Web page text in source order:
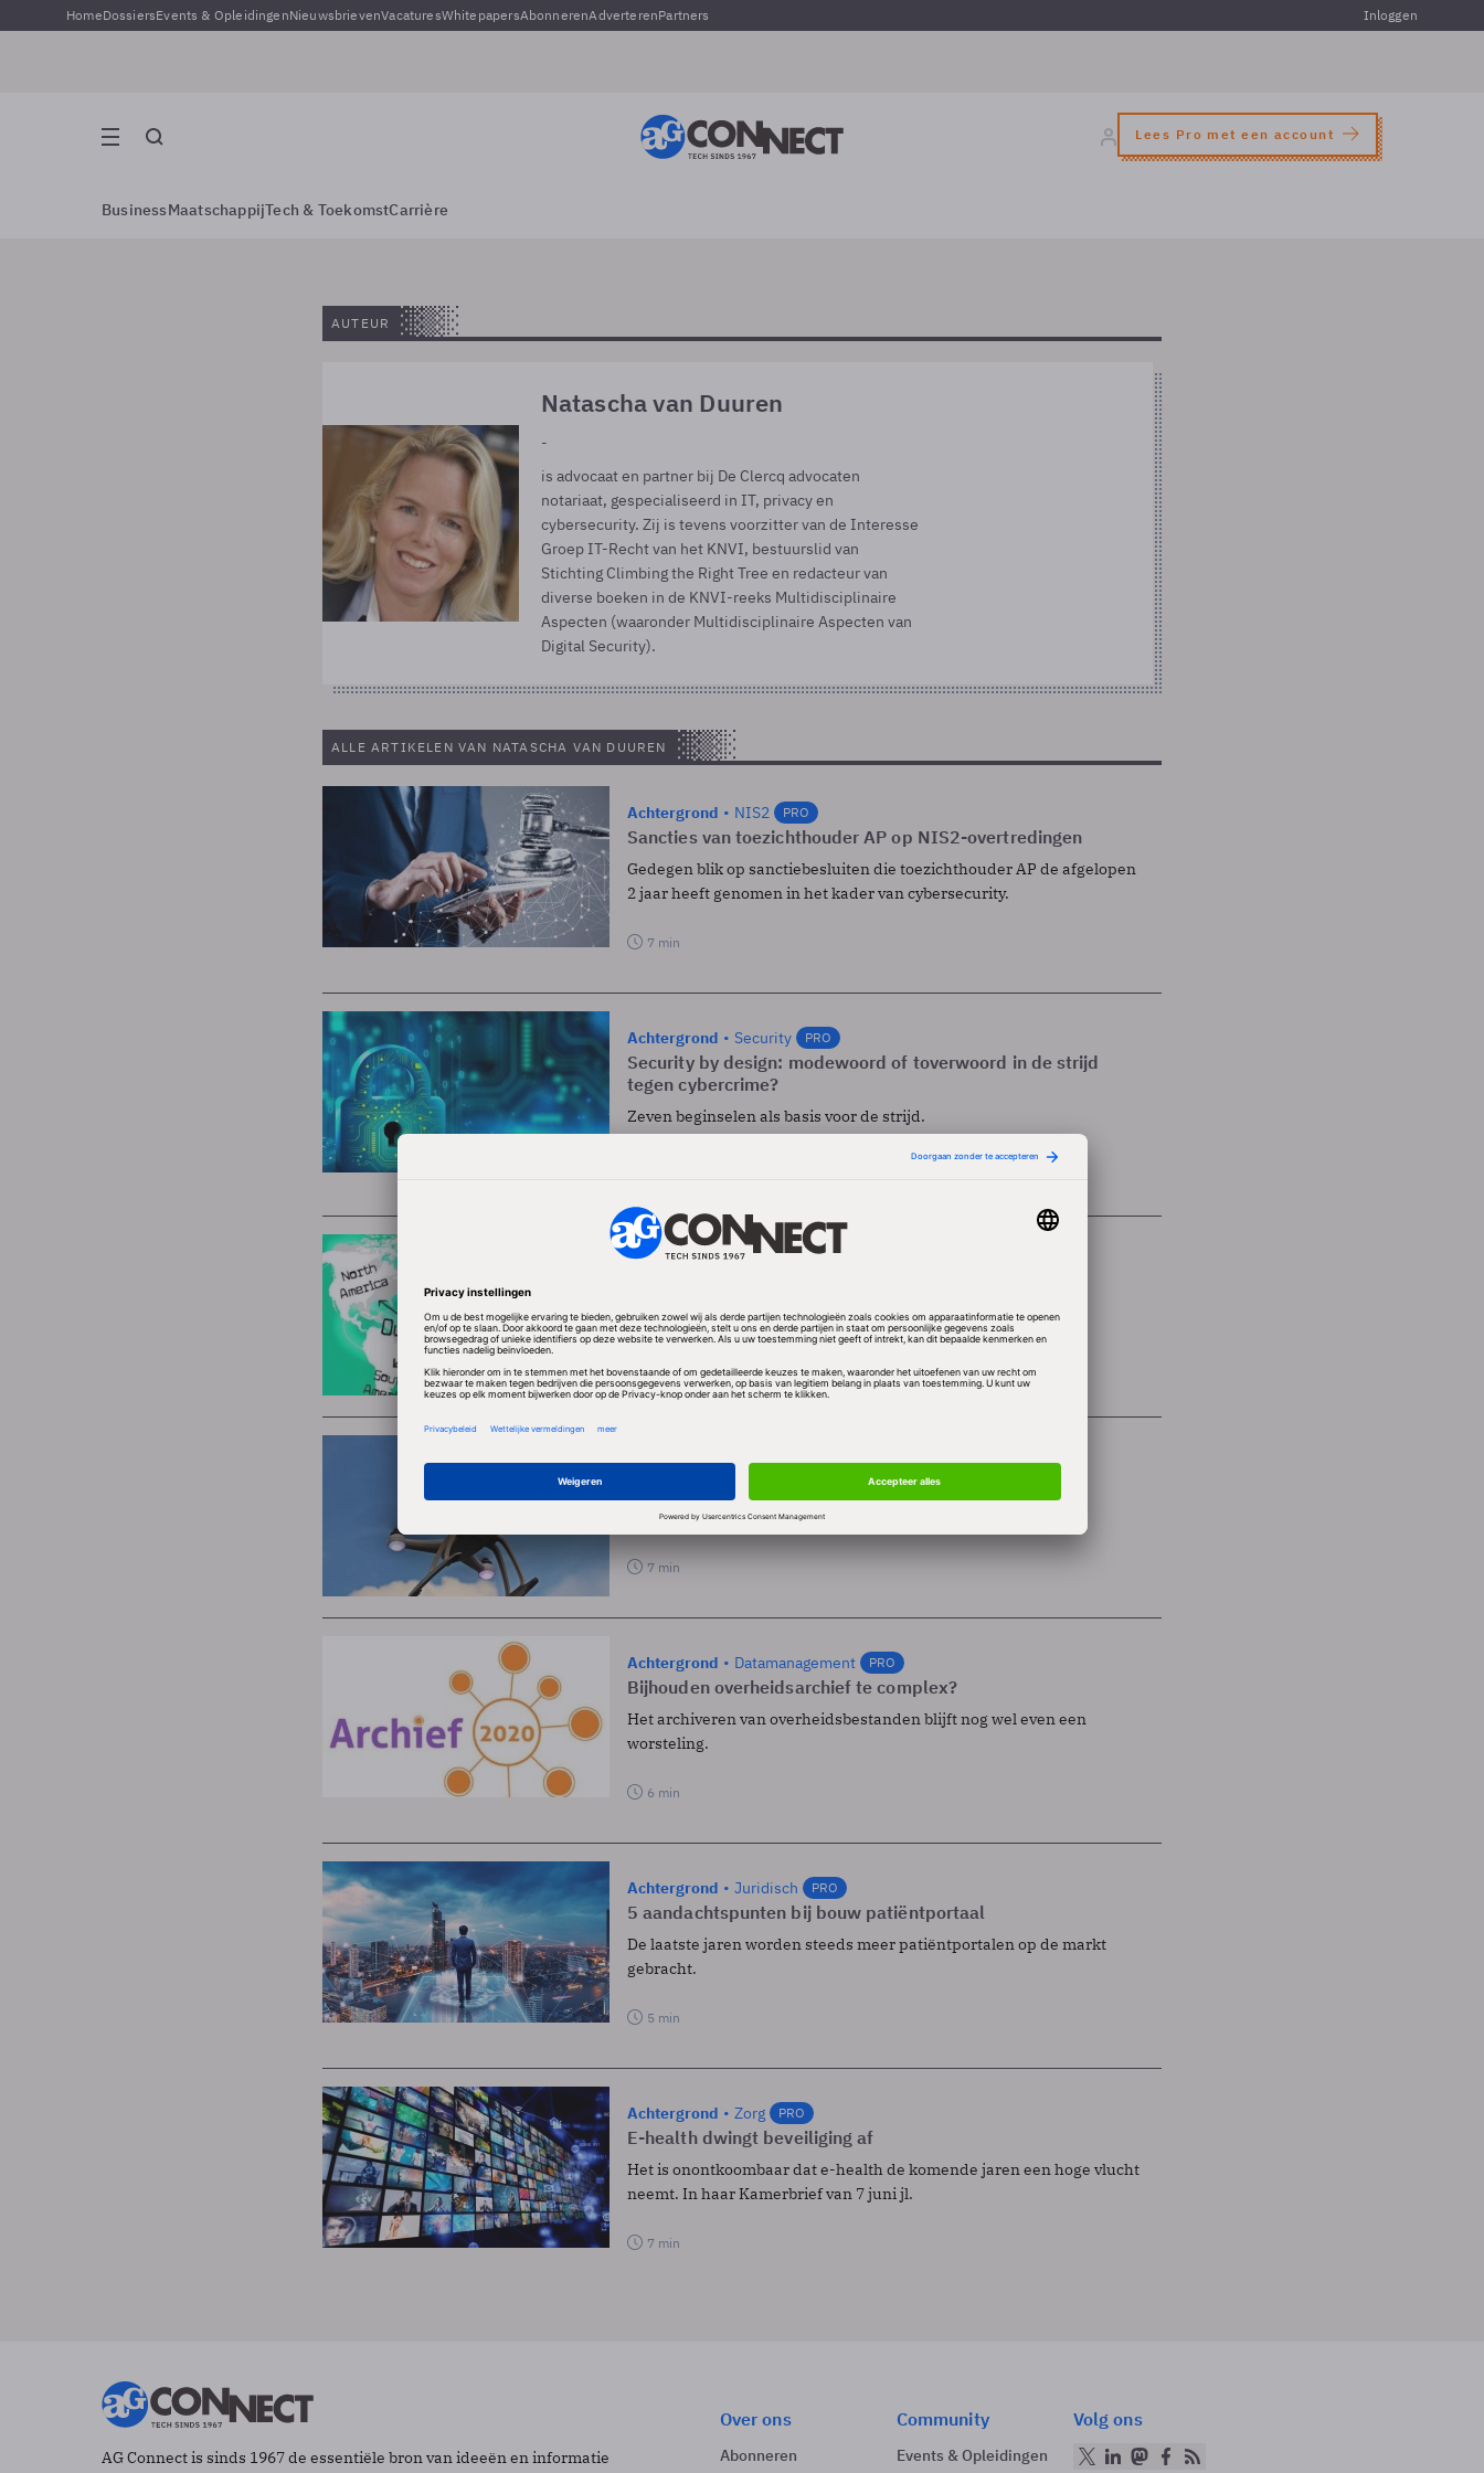
HomeDossiersEvents & OpleidingenNieuwsbrievenVacaturesWhitepapersAbonnerenAdverterenPartners Inloggen
Lees Pro met een account
BusinessMaatschappijTech & ToekomstCarrière
AUTEUR
Natascha van Duuren
-
is advocaat en partner bij De Clercq advocaten
notariaat, gespecialiseerd in IT, privacy en
cybersecurity. Zij is tevens voorzitter van de Interesse
Groep IT-Recht van het KNVI, bestuurslid van
Stichting Climbing the Right Tree en redacteur van
diverse boeken in de KNVI-reeks Multidisciplinaire
Aspecten (waaronder Multidisciplinaire Aspecten van
Digital Security).
ALLE ARTIKELEN VAN NATASCHA VAN DUUREN
Achtergrond NIS2 PRO
Sancties van toezichthouder AP op NIS2-overtredingen
Gedegen blik op sanctiebesluiten die toezichthouder AP de afgelopen
2 jaar heeft genomen in het kader van cybersecurity.
7 min
Achtergrond Security PRO
Security by design: modewoord of toverwoord in de strijd
tegen cybercrime?
Zeven beginselen als basis voor de strijd.
Blog Juridisch
IT-outsourcing heeft onvoldoende oog voor complexiteit
3 min
Achtergrond Juridisch PRO
Strenge regels zitten innovatieve toepassing in de weg
7 min
Achtergrond Datamanagement PRO
Bijhouden overheidsarchief te complex?
Het archiveren van overheidsbestanden blijft nog wel even een
worsteling.
6 min
Achtergrond Juridisch PRO
5 aandachtspunten bij bouw patiëntportaal
De laatste jaren worden steeds meer patiëntportalen op de markt
gebracht.
5 min
Achtergrond Zorg PRO
E-health dwingt beveiliging af
Het is onontkoombaar dat e-health de komende jaren een hoge vlucht
neemt. In haar Kamerbrief van 7 juni jl.
7 min
AG Connect is sinds 1967 de essentiële bron van ideeën en informatie
Over ons
Abonneren
Community
Events & Opleidingen
Volg ons